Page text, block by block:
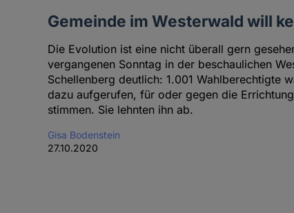
Gemeinde im Westerwald will
Die Evolution ist eine nicht überall gern
vergangenen Sonntag in der beschaulichen
Schellenberg deutlich: 1.001 Wahlberechtigte
dazu aufgerufen, für oder gegen die
stimmen. Sie lehnten ihn ab.
Gisa Bodenstein
27.10.2020